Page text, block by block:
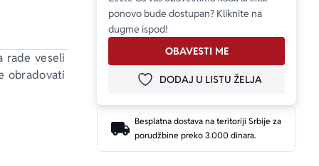
rade veseli
obradovati
ponovo bude dostupan? Kliknite na
dugme ispod!
OBAVESTI ME
DODAJ U OMILJENE
DODAJ U LISTU ŽELJA
Besplatna dostava na teritoriji Srbije za
porudžbine preko 3.000 dinara.